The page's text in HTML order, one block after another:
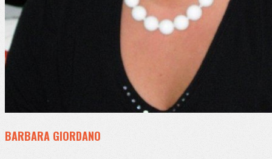
BARBARA GIORDANO